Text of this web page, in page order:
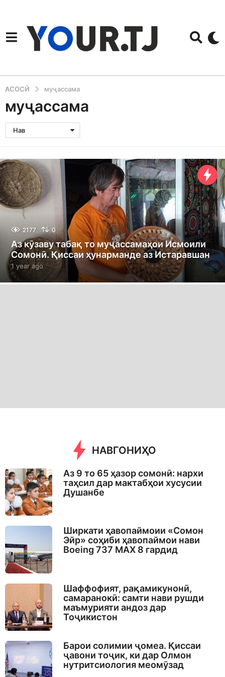
АСОСӢ муҷассама
муҷассама
Нав
2177 0
Аз кӯзаву табақ то муҷассамаҳои Исмоили
Сомонӣ. Қиссаи ҳунарманде аз Истаравшан
1 year ago1
e
НАВГОНИҲО
Аз 9 то 65 ҳазор сомонӣ: нархи
таҳсил дар мактабҳои хусусии
Душанбе
Ширкати ҳавопаймоии «Сомон
Эйр» соҳиби ҳавопаймои нави
Boeing 737 MAX 8 гардид
Шаффофият, рақамикунонӣ,
самаранокӣ: самти нави рушди
маъмурияти андоз дар
Тоҷикистон
Барои солимии ҷомеа. Қиссаи
ҷавони тоҷик, ки дар Олмон
нутритсиология меомӯзад